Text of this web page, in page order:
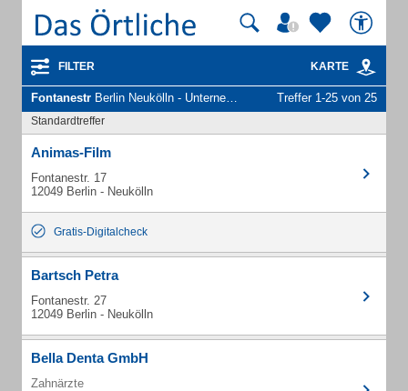
FILTER KARTE
Fontanestr Berlin Neukölln - Unternehmen und Personen Treffer 1-25 von 25
Standardtreffer
Animas-Film
Fontanestr. 17
12049 Berlin - Neukölln
Gratis-Digitalcheck
Bartsch Petra
Fontanestr. 27
12049 Berlin - Neukölln
Bella Denta GmbH
Zahnärzte